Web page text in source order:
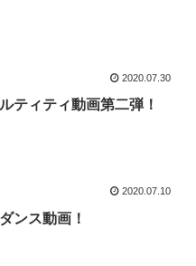
2020.07.30
ティティ動画第二弾！
2020.07.10
ンス動画！